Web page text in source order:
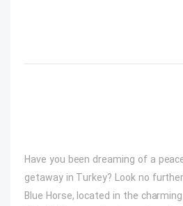
Have you been dreaming of a
getaway in Turkey? Look no
Blue Horse, located in the